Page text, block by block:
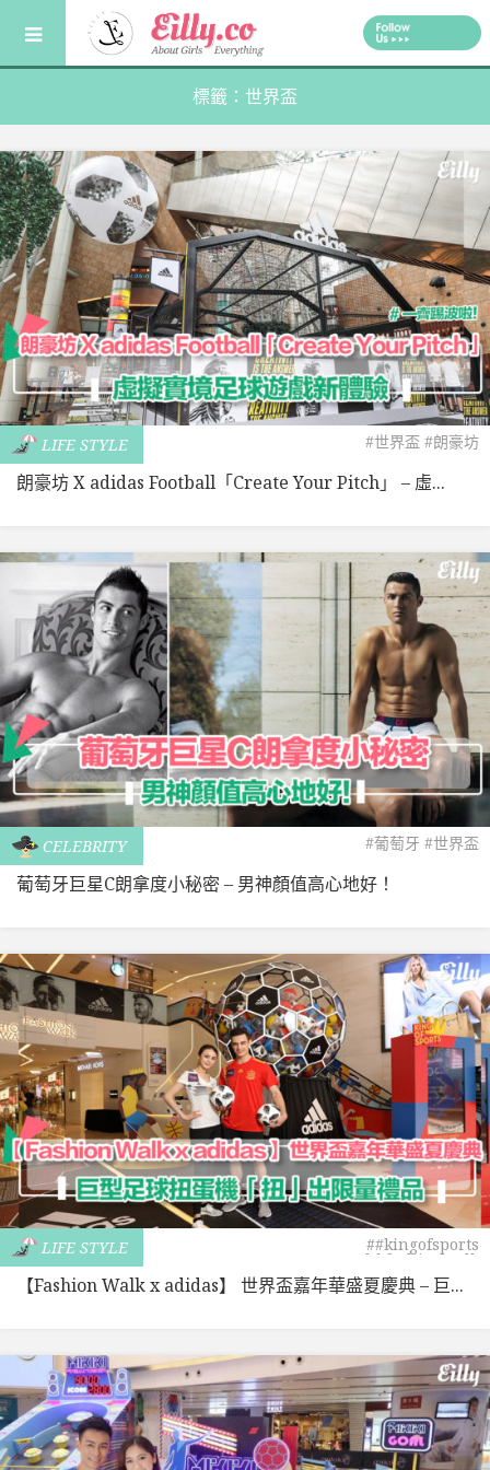
content
標籤：世界盃
LIFE STYLE #世界盃 #朗豪坊
朗豪坊 X adidas Football「Create Your Pitch」 – 虛...
CELEBRITY #葡萄牙 #世界盃
葡萄牙巨星C朗拿度小秘密 – 男神顏值高心地好！
LIFE STYLE ##kingofsports
#hkfashionwalk
【Fashion Walk x adidas】 世界盃嘉年華盛夏慶典 – 巨...